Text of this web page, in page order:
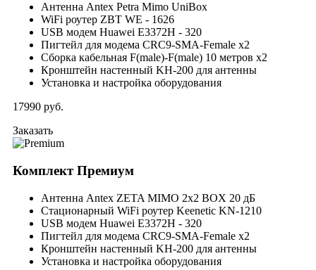
Антенна Antex Petra Mimo UniBox
WiFi роутер ZBT WE - 1626
USB модем Huawei E3372H - 320
Пигтейл для модема CRC9-SMA-Female x2
Сборка кабельная F(male)-F(male) 10 метров x2
Кронштейн настенный KH-200 для антенны
Установка и настройка оборудования
17990 руб.
Заказать
КомплектПремиум
Антенна Antex ZETA MIMO 2x2 BOX 20 дБ
Стационарный WiFi роутер Keenetic KN-1210
USB модем Huawei E3372H - 320
Пигтейл для модема CRC9-SMA-Female x2
Кронштейн настенный KH-200 для антенны
Установка и настройка оборудования